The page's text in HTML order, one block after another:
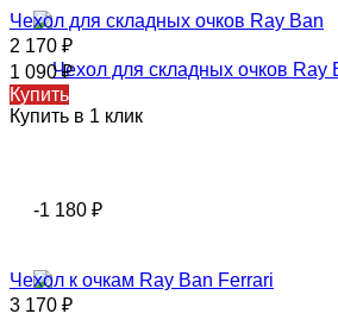
Чехол для складных очков Ray Ban
2 170 ₽
1 090₽
Купить
Купить в 1 клик
-1 180 ₽
Чехол к очкам Ray Ban Ferrari
3 170 ₽